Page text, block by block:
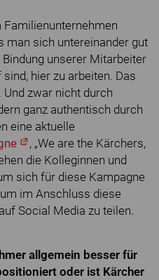
Familienunternehmen
man sich untereinander gut
Bindung unserer Mitarbeiter
hier zu arbeiten. Das
zwar nicht durch
ganz authentisch durch
eine aktuelle
, „We are the Kärchers,
die Kolleginnen und
sich für diese Kampagne
im Anschluss diese
Social Media zu teilen.
allgemein besser für
oder ist Kärcher